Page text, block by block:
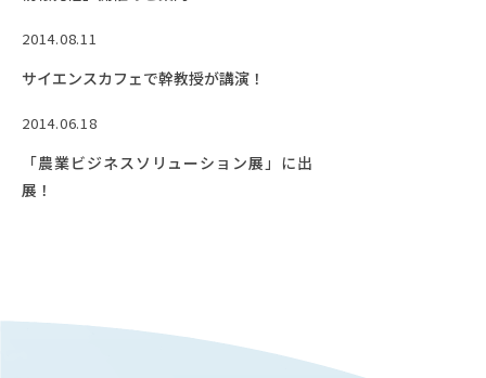
2014.08.11
サイエンスカフェで幹教授が講演！
2014.06.18
「農業ビジネスソリューション展」に出
展！